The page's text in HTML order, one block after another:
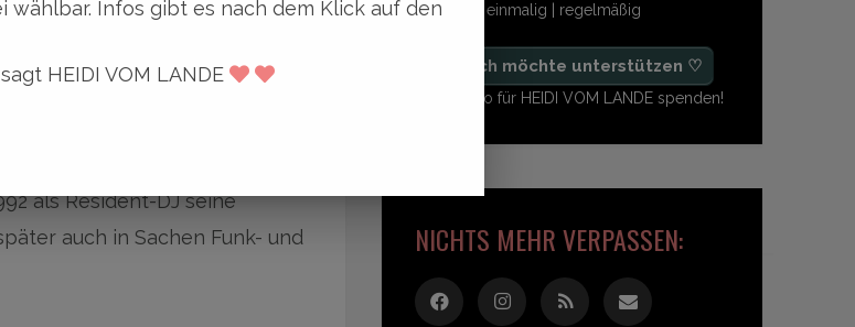
1982 seine DJ-Karriere
in Kirchwerder.
als Resident-DJ seine
auch in Sachen Funk- und
freiwillig | einmalig | regelmäßig
♡ Ja, ich möchte unterstützen ♡
Ab 1,- Euro für HEIDI VOM LANDE spenden!
NICHTS MEHR VERPASSEN:
wählbar. Infos gibt es nach dem Klick auf den
HEIDI VOM LANDE